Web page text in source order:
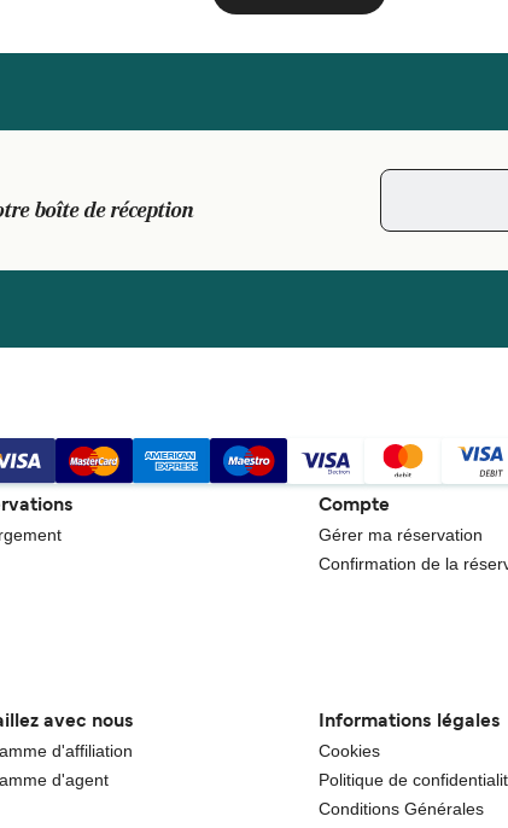
boîte de réception
Compte
Gérer ma réservation
Confirmation de la
avec nous
d'affiliation
d'agent
Informations légales
Cookies
Politique de
Conditions Générales